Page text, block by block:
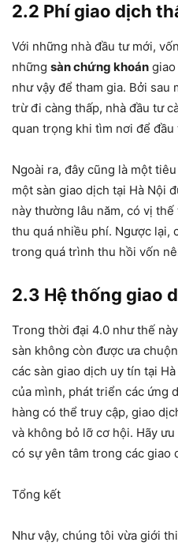
2.2 Phí giao dịch
Với những nhà đầu tư mới,
những sàn chứng khoán
như vậy để tham gia. Bởi sau
trừ đi càng thấp, nhà đầu tư
quan trọng khi tìm nơi để đầu
Ngoài ra, đây cũng là một
một sàn giao dịch tại Hà Nội
này thường lâu năm, có vị
thu quá nhiều phí. Ngược lại,
trong quá trình thu hồi vốn
2.3 Hệ thống giao
Trong thời đại 4.0 như thế
sàn không còn được ưa
các sàn giao dịch uy tín tại
của mình, phát triển các ứng
hàng có thể truy cập, giao
và không bỏ lỡ cơ hội. Hãy
có sự yên tâm trong các giao
Tổng kết
Như vậy, chúng tôi vừa giới